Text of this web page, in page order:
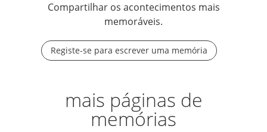
Compartilhar os acontecimentos mais
memoráveis.
Registe-se para escrever uma memória
mais páginas de
memórias